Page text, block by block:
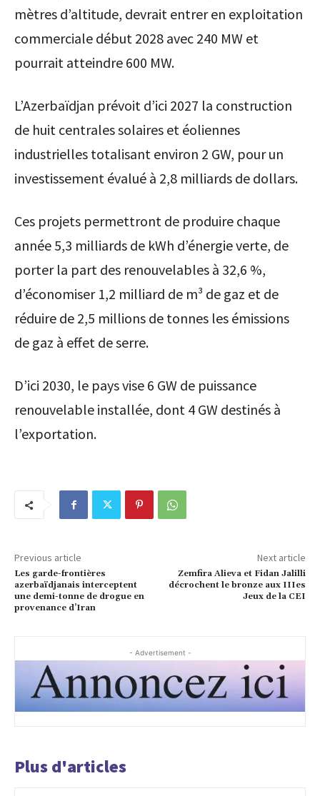
mètres d’altitude, devrait entrer en exploitation
commerciale début 2028 avec 240 MW et
pourrait atteindre 600 MW.
L’Azerbaïdjan prévoit d’ici 2027 la construction
de huit centrales solaires et éoliennes
industrielles totalisant environ 2 GW, pour un
investissement évalué à 2,8 milliards de dollars.
Ces projets permettront de produire chaque
année 5,3 milliards de kWh d’énergie verte, de
porter la part des renouvelables à 32,6 %,
d’économiser 1,2 milliard de m³ de gaz et de
réduire de 2,5 millions de tonnes les émissions
de gaz à effet de serre.
D’ici 2030, le pays vise 6 GW de puissance
renouvelable installée, dont 4 GW destinés à
l’exportation.
Previous article
Les garde-frontières
azerbaïdjanais interceptent
une demi-tonne de drogue en
provenance d’Iran
Next article
Zemfira Alieva et Fidan Jalilli
décrochent le bronze aux IIIes
Jeux de la CEI
- Advertisement -
Plus d'articles